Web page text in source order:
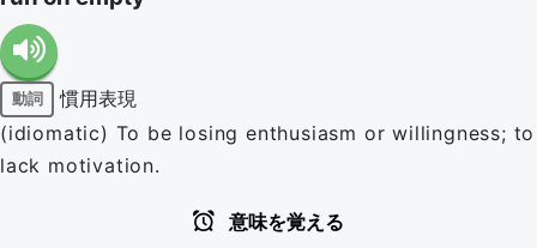
動詞
慣用表現
(idiomatic) To be losing enthusiasm or willingness; to
lack motivation.
意味を覚える